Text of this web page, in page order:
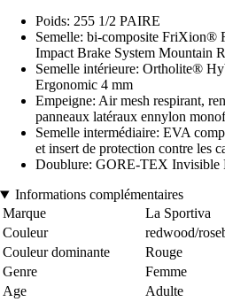
Poids: 255 1/2 PAIRE
Semelle: bi-composite FriXion®
Impact Brake System Mountain
Semelle intérieure: Ortholite®
Ergonomic 4 mm
Empeigne: Air mesh respirant,
panneaux latéraux ennylon
Semelle intermédiaire: EVA
et insert de protection contre les
Doublure: GORE-TEX Invisible
Informations complémentaires
Marque
La Sportiva
Couleur
redwood/
Couleur dominante
Rouge
Genre
Femme
Age
Adulte